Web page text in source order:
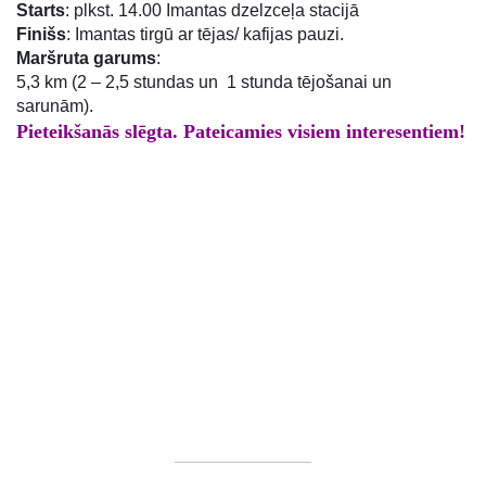
Starts: plkst. 14.00 Imantas dzelzceļa stacijā
Finišs: Imantas tirgū ar tējas/ kafijas pauzi.
Maršruta garums:
5,3 km (2 – 2,5 stundas un 1 stunda tējošanai un
sarunām).
Pieteikšanās slēgta. Pateicamies visiem interesentiem!